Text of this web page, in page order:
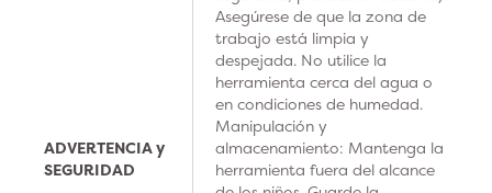
ADVERTENCIA y
SEGURIDAD
Asegúrese de que la zona de
trabajo está limpia y
despejada. No utilice la
herramienta cerca del agua o
en condiciones de humedad.
Manipulación y
almacenamiento: Mantenga la
herramienta fuera del alcance